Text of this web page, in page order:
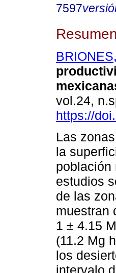
7597
Resumen
vol.24,
https://
Las
la
población
estudios
de las
muestran
1 ± 4.15
(11.2 Mg
los
intervalo